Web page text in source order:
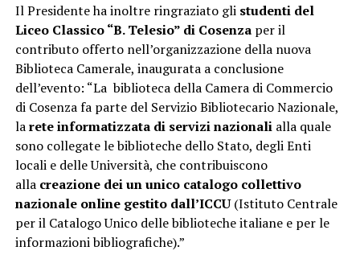
Il Presidente ha inoltre ringraziato gli studenti del
Liceo Classico “B. Telesio” di Cosenzaper il
contributo offerto nell’organizzazione della nuova
Biblioteca Camerale, inaugurata a conclusione
dell’evento: “La biblioteca della Camera di Commercio
di Cosenza fa parte del Servizio Bibliotecario Nazionale,
larete informatizzata di servizi nazionalialla quale
sono collegate le biblioteche dello Stato, degli Enti
locali e delle Università, che contribuiscono
alla creazione dei un unico catalogo collettivo
nazionale online gestito dall’ICCU(Istituto Centrale
per il Catalogo Unico delle biblioteche italiane e per le
informazioni bibliografiche).”